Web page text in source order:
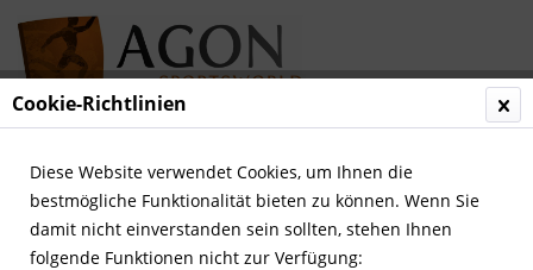
Menü
Übersicht Deutsche Meister & Pokalsieger
Cookie-Richtlinien
Diese Website verwendet Cookies, um Ihnen die
bestmögliche Funktionalität bieten zu können. Wenn Sie
damit nicht einverstanden sein sollten, stehen Ihnen
folgende Funktionen nicht zur Verfügung: